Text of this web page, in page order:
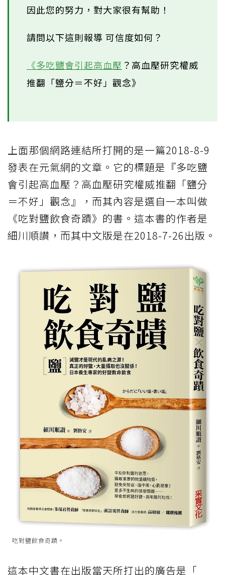
因此您的努力，對大家很有幫助！
請問以下這則報導 可信度如何？
《多吃鹽會引起高血壓 ？高血壓研究權威
推翻「鹽分＝不好」觀念》
上面那個網路連結所打開的是一篇2018-8-9
發表在元氣網的文章。它的標題是『多吃鹽
會引起高血壓？高血壓研究權威推翻「鹽分
＝不好」觀念』，而其內容是選自一本叫做
《吃對鹽飲食奇蹟》的書。這本書的作者是
細川順讃，而其中文版是在2018-7-26出版。
吃對鹽飲食奇蹟。
這本中文書在出版當天所打出的廣告是「